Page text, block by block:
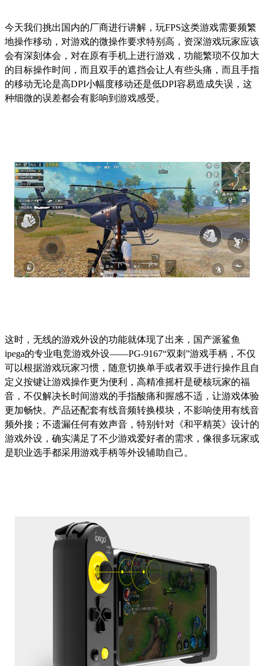
今天我们挑出国内的厂商进行讲解，玩FPS这类游戏需要频繁
地操作移动，对游戏的微操作要求特别高，资深游戏玩家应该
会有深刻体会，对在原有手机上进行游戏，功能繁琐不仅加大
的目标操作时间，而且双手的遮挡会让人有些头痛，而且手指
的移动无论是高DPI小幅度移动还是低DPI容易造成失误，这
种细微的误差都会有影响到游戏感受。
这时，无线的游戏外设的功能就体现了出来，国产派鲨鱼
ipega的专业电竞游戏外设——PG-9167“双刺”游戏手柄，不仅
可以根据游戏玩家习惯，随意切换单手或者双手进行操作且自
定义按键让游戏操作更为便利，高精准摇杆是硬核玩家的福
音，不仅解决长时间游戏的手指酸痛和握感不适，让游戏体验
更加畅快。产品还配套有线音频转换模块，不影响使用有线音
频外接；不遗漏任何有效声音，特别针对《和平精英》设计的
游戏外设，确实满足了不少游戏爱好者的需求，像很多玩家或
是职业选手都采用游戏手柄等外设辅助自己。